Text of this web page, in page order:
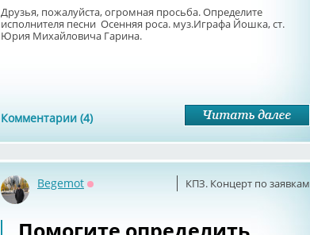
Друзья, пожалуйста, огромная просьба. Определите
исполнителя песни Осенняя роса. муз.Играфа Йошка, ст.
Юрия Михайловича Гарина.
Комментарии (4)
КПЗ. Концерт по заявкам
Begemot